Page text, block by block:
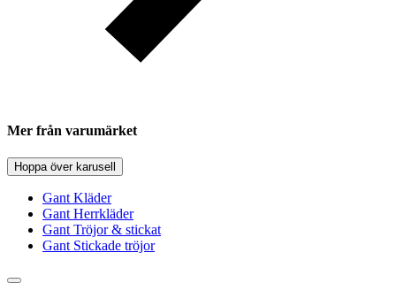
Mer från varumärket
Hoppa över karusell
Gant Kläder
Gant Herrkläder
Gant Tröjor & stickat
Gant Stickade tröjor